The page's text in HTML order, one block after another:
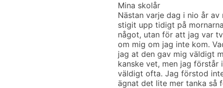
Mina skolår
Nästan varje dag i nio år
stigit upp tidigt på
något, utan för att jag var
om mig om jag inte kom.
jag at den gav mig väldigt
kanske vet, men jag förstår
väldigt ofta. Jag förstod
ägnat det lite mer tanka så